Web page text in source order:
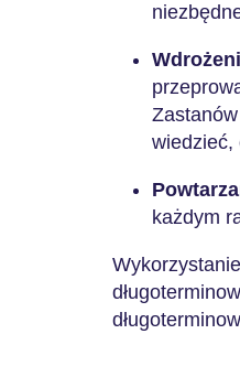
wiedzieć,
każdym